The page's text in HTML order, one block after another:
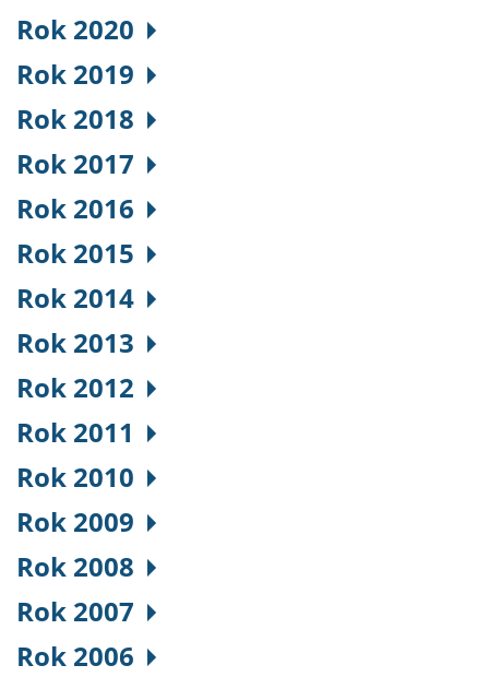
Rok 2020
Rok 2019
Rok 2018
Rok 2017
Rok 2016
Rok 2015
Rok 2014
Rok 2013
Rok 2012
Rok 2011
Rok 2010
Rok 2009
Rok 2008
Rok 2007
Rok 2006